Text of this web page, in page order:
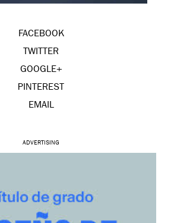
FACEBOOK
TWITTER
GOOGLE+
PINTEREST
EMAIL
ADVERTISING